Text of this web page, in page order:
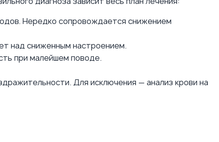
Нередко сопровождается снижением
над сниженным настроением.
при малейшем поводе.
Для исключения — анализ крови на